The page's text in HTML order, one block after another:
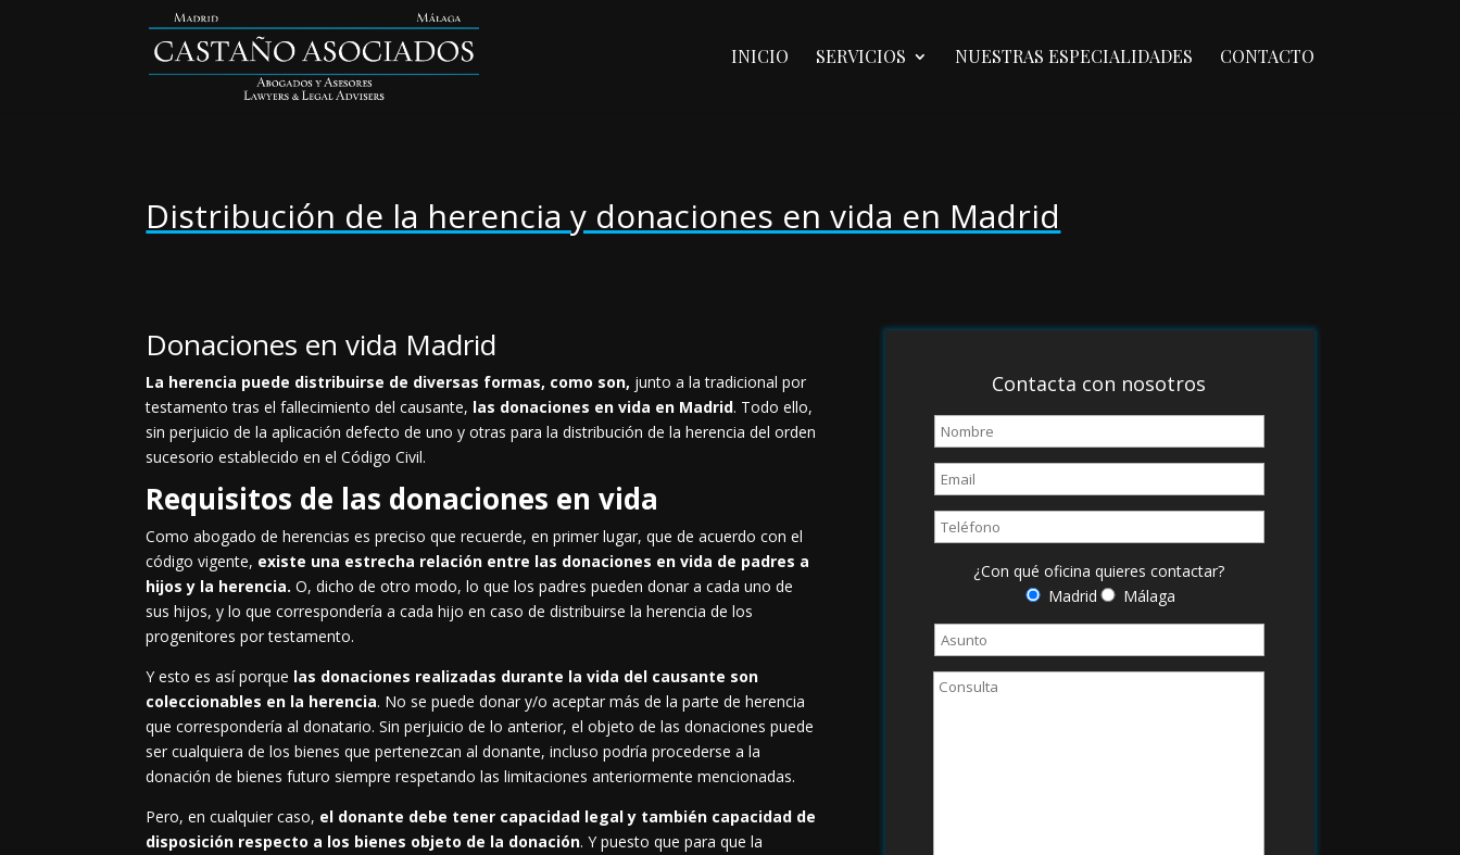
INICIO SERVICIOS NUESTRAS ESPECIALIDADES CONTACTO
Distribución de la herencia y donaciones en vida en Madrid
Donaciones en vida Madrid
La herencia puede distribuirse de diversas formas, como son, junto a la tradicional por
testamento tras el fallecimiento del causante, las donaciones en vida en Madrid. Todo ello,
sin perjuicio de la aplicación defecto de uno y otras para la distribución de la herencia del orden
sucesorio establecido en el Código Civil.
Requisitos de las donaciones en vida
Como abogado de herencias es preciso que recuerde, en primer lugar, que de acuerdo con el
código vigente, existe una estrecha relación entre las donaciones en vida de padres a
hijos y la herencia.O, dicho de otro modo, lo que los padres pueden donar a cada uno de
sus hijos, y lo que correspondería a cada hijo en caso de distribuirse la herencia de los
progenitores por testamento.
Y esto es así porque las donaciones realizadas durante la vida del causante son
coleccionables en la herencia. No se puede donar y/o aceptar más de la parte de herencia
que correspondería al donatario. Sin perjuicio de lo anterior, el objeto de las donaciones puede
ser cualquiera de los bienes que pertenezcan al donante, incluso podría procederse a la
donación de bienes futuro siempre respetando las limitaciones anteriormente mencionadas.
Pero, en cualquier caso, el donante debe tener capacidad legal y también capacidad de
disposición respecto a los bienes objeto de la donación. Y puesto que para que la
Contacta con nosotros
¿Con qué oficina quieres contactar?
Madrid
Málaga